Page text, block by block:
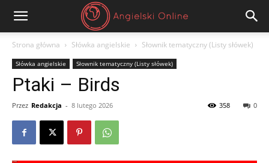
Angielski
Online
Strona główna Słówka angielskie Słownik tematyczny (Listy słówek)
Słówka angielskie Słownik tematyczny (Listy słówek)
Ptaki – Birds
Przez Redakcja - 8 lutego 2026 0
358